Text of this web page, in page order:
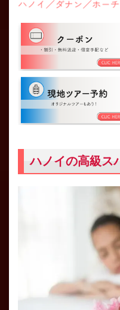
ハノイの高級ス